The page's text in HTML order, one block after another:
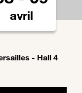
avril
- Hall 4